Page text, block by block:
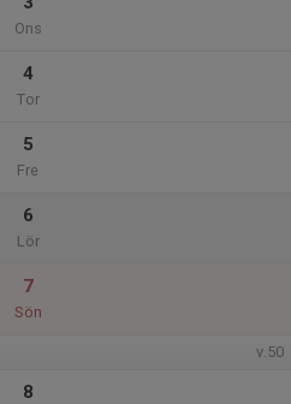
Ons
4
Tor
5
Fre
6
Lör
7
Sön
v.50
8